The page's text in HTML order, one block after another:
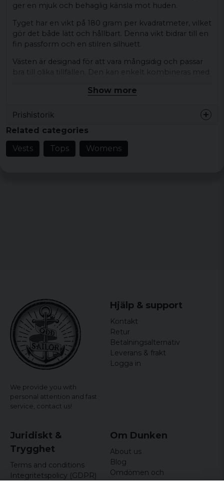
ger en mjuk och behaglig känsla mot huden.
Tyget har en vikt på 180 gram per kvadratmeter, vilket
gör det både lätt och hållbart. Denna vikt bidrar till en
fin passform och en stilren silhuett.
Västen är designad för att vara mångsidig och passar
bra till olika tillfällen. Den kan enkelt kombineras med
att bära under hela året. Det är ett utmärkt val för
Material: 80% Polyester, 20% Viscose
Vikt: 180 gsm
Show more
Prishistorik
Related categories
Vests
Tops Womens
We provide you with
personal attention and fast
service, contact us!
Hjälp & support
Kontakt
Retur
Betalningsalternativ
Leverans & frakt
Logga in
Juridiskt &
Trygghet
Terms and conditions
Integritetspolicy (GDPR)
Om Dunken
About us
Blog
Omdömen och
recensioner